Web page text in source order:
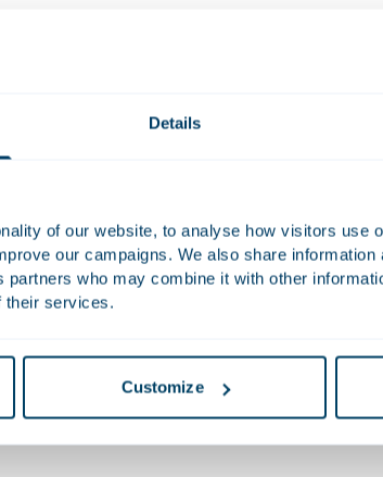
Details
of our website, to analyse how visitors use
our campaigns. We also share
who may combine it with other
their services.
Customize
Orkla Foods bij de verwerving van een belang
waarmee een strategische investering
Equity on the sale of Landal GreenParks,
York based private equity firm Crestview